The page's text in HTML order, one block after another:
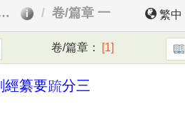
要（選錄「釋金剛經纂要疏科」） 卷/篇章 一 繁中
卷/篇章 ： [1]
經纂要䟽分三